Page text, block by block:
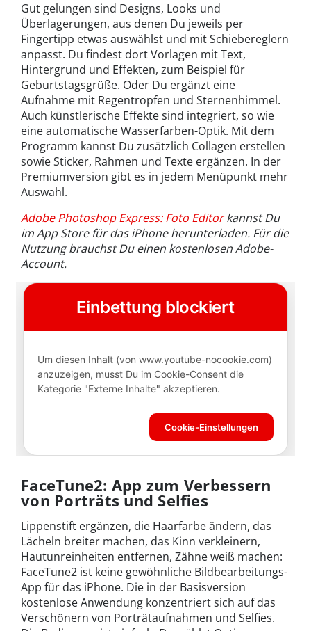
Gut gelungen sind Designs, Looks und
Überlagerungen, aus denen Du jeweils per
Fingertipp etwas auswählst und mit Schiebereglern
anpasst. Du findest dort Vorlagen mit Text,
Hintergrund und Effekten, zum Beispiel für
Geburtstagsgrüße. Oder Du ergänzt eine
Aufnahme mit Regentropfen und Sternenhimmel.
Auch künstlerische Effekte sind integriert, so wie
eine automatische Wasserfarben-Optik. Mit dem
Programm kannst Du zusätzlich Collagen erstellen
sowie Sticker, Rahmen und Texte ergänzen. In der
Premiumversion gibt es in jedem Menüpunkt mehr
Auswahl.
Adobe Photoshop Express: Foto Editorkannst Du
im App Store für das iPhone herunterladen. Für die
Nutzung brauchst Du einen kostenlosen Adobe-
Account.
FaceTune2: App zum Verbessern
von Porträts und Selfies
Lippenstift ergänzen, die Haarfarbe ändern, das
Lächeln breiter machen, das Kinn verkleinern,
Hautunreinheiten entfernen, Zähne weiß machen:
FaceTune2 ist keine gewöhnliche Bildbearbeitungs-
App für das iPhone. Die in der Basisversion
kostenlose Anwendung konzentriert sich auf das
Verschönern von Porträtaufnahmen und Selfies.